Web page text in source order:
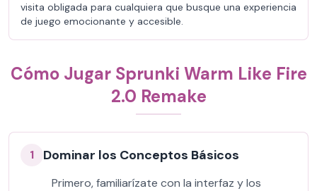
visita obligada para cualquiera que busque una experiencia
de juego emocionante y accesible.
Cómo Jugar Sprunki Warm Like Fire
2.0 Remake
1 Dominar los Conceptos Básicos
Primero, familiarízate con la interfaz y los